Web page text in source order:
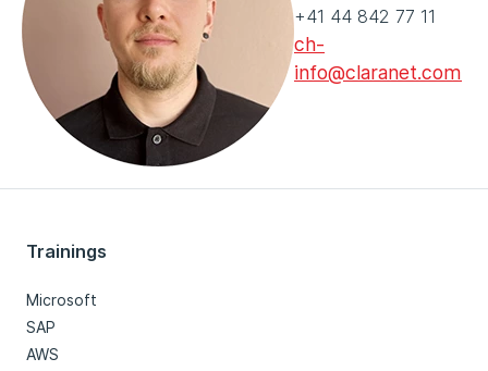
+41 44 842 77 11
ch-
info@claranet.com
Trainings
Microsoft
SAP
AWS